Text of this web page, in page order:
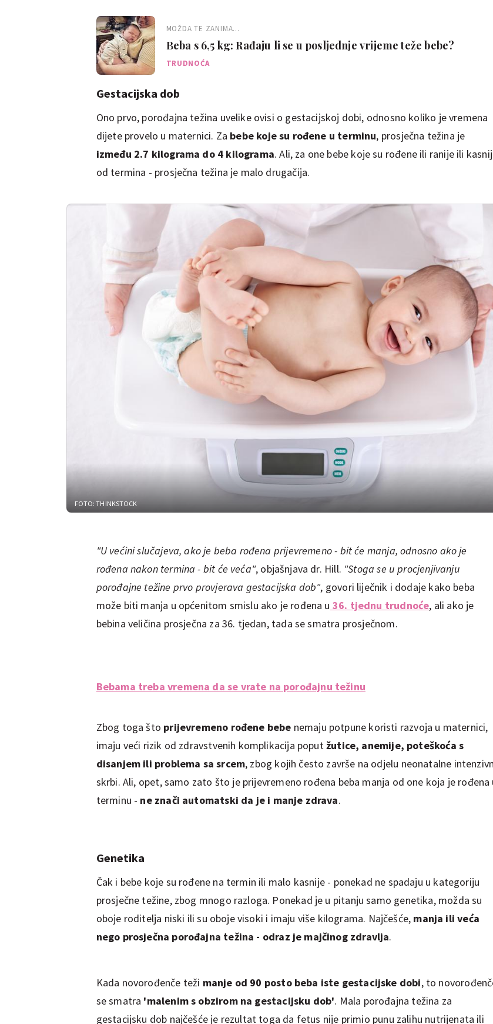
MOŽDA TE ZANIMA...
Beba s 6,5 kg: Rađaju li se u posljednje vrijeme teže bebe?
TRUDNOĆA
Gestacijska dob
Ono prvo, porođajna težina uvelike ovisi o gestacijskoj dobi, odnosno koliko je vremena
dijete provelo u maternici. Za bebe koje su rođene u terminu, prosječna težina je
između 2.7 kilograma do 4 kilograma. Ali, za one bebe koje su rođene ili ranije ili
od termina - prosječna težina je malo drugačija.
FOTO: THINKSTOCK
"U većini slučajeva, ako je beba rođena prijevremeno - bit će manja, odnosno ako je
rođena nakon termina - bit će veća", objašnjava dr. Hill. "Stoga se u procjenjivanju
porođajne težine prvo provjerava gestacijska dob", govori liječnik i dodaje kako beba
može biti manja u općenitom smislu ako je rođena u 36. tjednu trudnoće, ali ako je
bebina veličina prosječna za 36. tjedan, tada se smatra prosječnom.
Bebama treba vremena da se vrate na porođajnu težinu
Zbog toga što prijevremeno rođene bebe nemaju potpune koristi razvoja u maternici,
imaju veći rizik od zdravstvenih komplikacija poputžutice, anemije, poteškoća s
disanjem ili problema sa srcem, zbog kojih često završe na odjelu neonatalne
skrbi. Ali, opet, samo zato što je prijevremeno rođena beba manja od one koja je rođena
terminu - ne znači automatski da je i manje zdrava.
Genetika
Čak i bebe koje su rođene na termin ili malo kasnije - ponekad ne spadaju u kategoriju
prosječne težine, zbog mnogo razloga. Ponekad je u pitanju samo genetika, možda su
oboje roditelja niski ili su oboje visoki i imaju više kilograma. Najčešće, manja ili veća
nego prosječna porođajna težina - odraz je majčinog zdravlja.
Kada novorođenče teži manje od 90 posto beba iste gestacijske dobi, to
se smatra 'malenim s obzirom na gestacijsku dob'. Mala porođajna težina za
gestacijsku dob najčešće je rezultat toga da fetus nije primio punu zalihu nutrijenata ili